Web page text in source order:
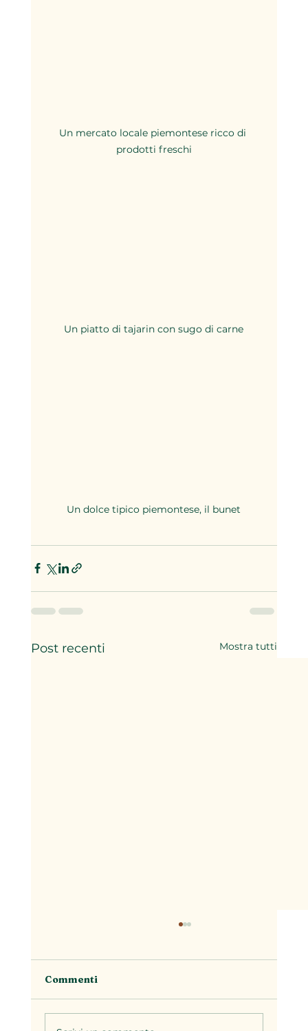
Un mercato locale piemontese ricco di
prodotti freschi
Un piatto di tajarin con sugo di carne
Un dolce tipico piemontese, il bunet
Post recenti Mostra tutti
Commenti